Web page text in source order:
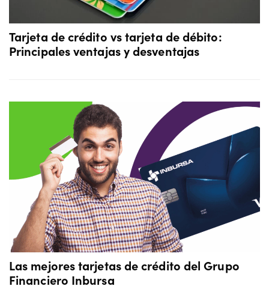
Tarjeta de crédito vs tarjeta de débito:
Principales ventajas y desventajas
Las mejores tarjetas de crédito del Grupo
Financiero Inbursa